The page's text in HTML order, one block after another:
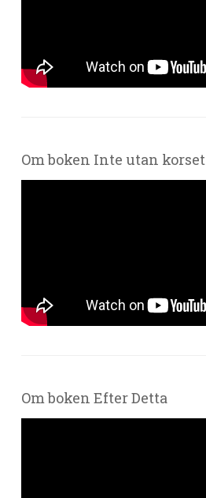
Om boken Inte utan korset
Om boken Efter Detta